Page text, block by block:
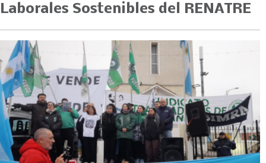
Laborales Sostenibles del RENATRE